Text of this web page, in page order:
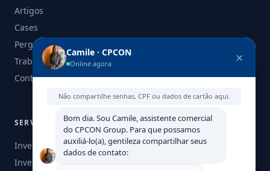
Artigos
Cases
Perguntas Frequentes
Trabalhe Conosco
Contato
SERVIÇOS
Inventário Patrimonial
Inventário de Ativos Fixos
Camile · CPCON
Online agora ×
Não compartilhe senhas, CPF ou dados de cartão aqui.
Bom dia. Sou Camile, assistente comercial
do CPCON Group. Para que possamos
auxiliá-lo(a), gentileza compartilhar seus
dados de contato: